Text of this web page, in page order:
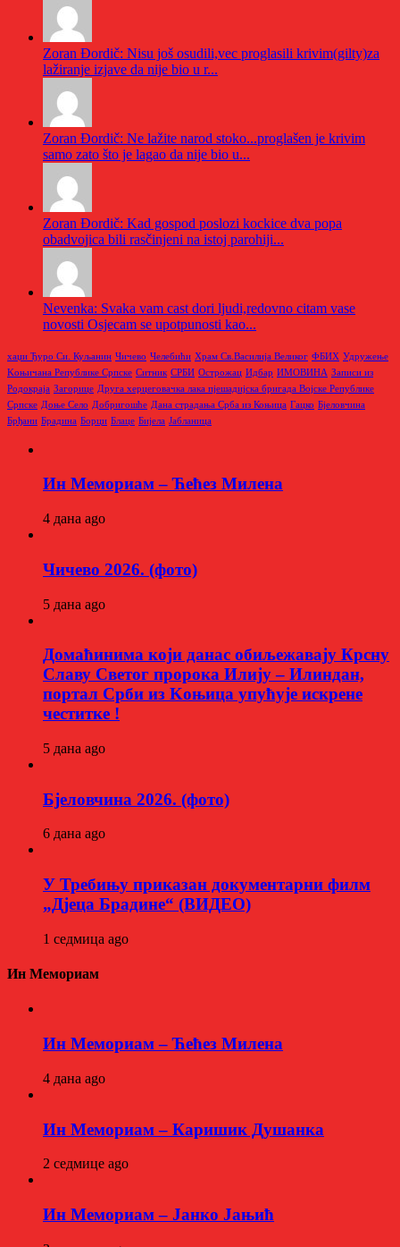
Zoran Đordič: Nisu još osudili,vec proglasili krivim(gilty)za
lažiranje izjave da nije bio u r...
Zoran Đordič: Ne lažite narod stoko...proglašen je krivim
samo zato što je lagao da nije bio u...
Zoran Đordič: Kad gospod poslozi kockice dva popa
obadvojica bili rasčinjeni na istoj parohiji...
Nevenka: Svaka vam cast dori ljudi,redovno citam vase
novosti Osjecam se upotpunosti kao...
хаџи Ђуро Си. Куљанин Чичево Челебићи Храм Св.Василија Великог ФБИХ Удружење
Kоњичана Републике Српске Ситник СРБИ Острожац Идбар ИМОВИНА Записи из
Родoкраја Загорице Друга херцеговачка лака пјешадијска бригада Војске Републике
Српске Доње Село Добригошће Дана страдања Срба из Коњица Гацко Бјеловчина
Брђани Брадина Борци Блаце Бијела Јабланица
Ин Мемориам – Ћећез Милена
4 дана ago
Чичево 2026. (фото)
5 дана ago
Домаћинима који данас обиљежавају Крсну
Славу Светог пророка Илију – Илиндан,
портал Срби из Kоњица упућује искрене
честитке !
5 дана ago
Бјеловчина 2026. (фото)
6 дана ago
У Требињу приказан документарни филм
„Дјеца Брадине“ (ВИДЕО)
1 седмица ago
Ин Мемориам
Ин Мемориам – Ћећез Милена
4 дана ago
Ин Мемориам – Каришик Душанка
2 седмице ago
Ин Мемориам – Јанко Јањић